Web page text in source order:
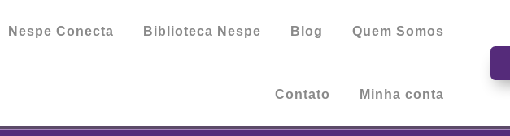
Nespe Conecta Biblioteca Nespe Blog Quem Somos
Contato Minha conta